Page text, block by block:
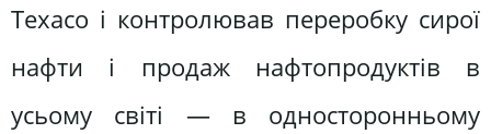
Texaco і контролював переробку сирої
нафти і продаж нафтопродуктів в
усьому світі — в односторонньому